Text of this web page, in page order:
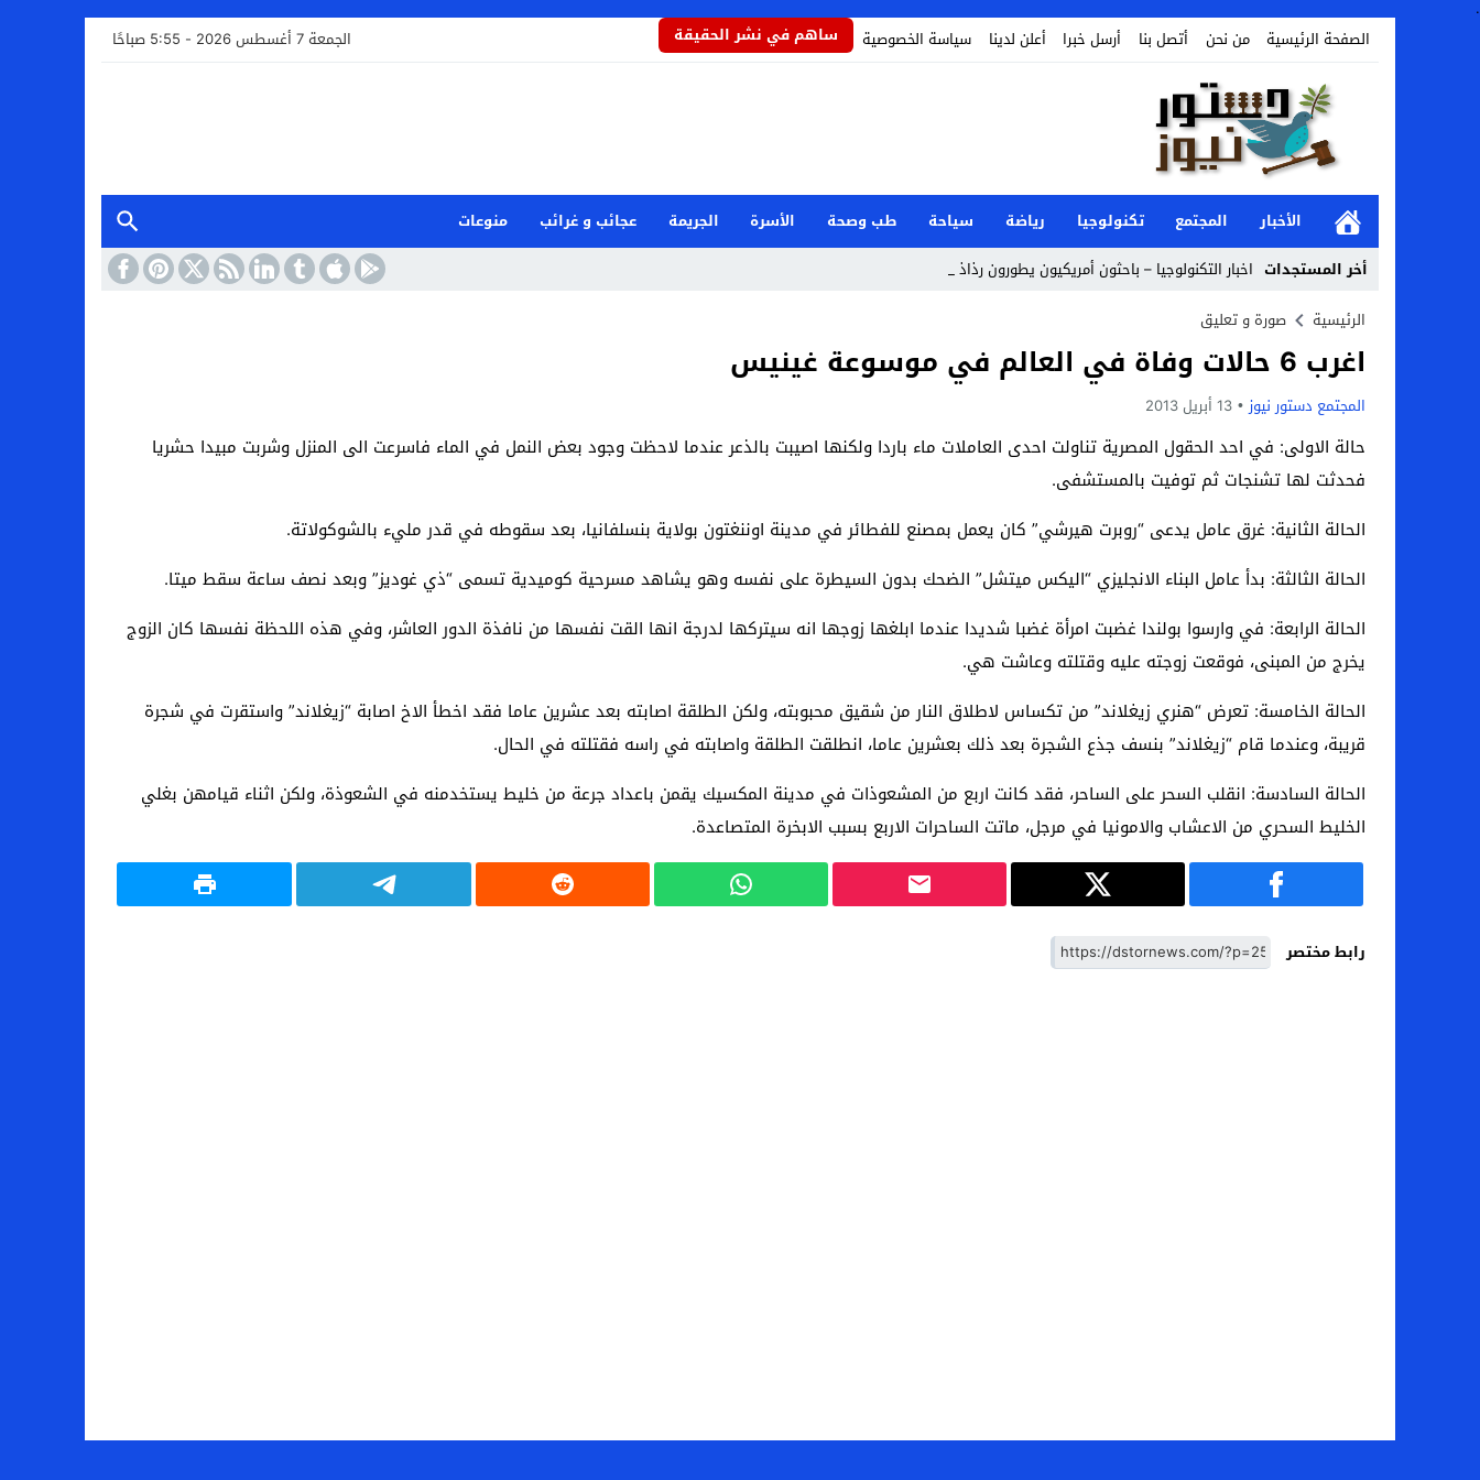
.
الصفحة الرئيسية
من نحن أتصل بنا أرسل خبرا أعلن لدينا سياسة الخصوصية ساهم في نشر الحقيقة الجمعة 7 أغسطس 2026 - 5:55 صباحًا
الأخبار المجتمع تكنولوجيا رياضة سياحة طب وصحة الأسرة الجريمة عجائب و غرائب
منوعات
أخر المستجدات اخبار التكنولوجيا – باحثون أمريكيون يطورون رذاذاً ي _
Stop
Previous
Next
الرئيسية صورة و تعليق
اغرب 6 حالات وفاة في العالم في موسوعة غينيس
المجتمع دستور نيوز 13 أبريل 2013
حالة الاولى: في احد الحقول المصرية تناولت احدى العاملات ماء باردا ولكنها اصيبت بالذعر عندما لاحظت وجود بعض النمل في الماء فاسرعت الى المنزل وشربت مبيدا حشريا
فحدثت لها تشنجات ثم توفيت بالمستشفى.
الحالة الثانية: غرق عامل يدعى “روبرت هيرشي” كان يعمل بمصنع للفطائر في مدينة اوننغتون بولاية بنسلفانيا، بعد سقوطه في قدر مليء بالشوكولاتة.
الحالة الثالثة: بدأ عامل البناء الانجليزي “اليكس ميتشل” الضحك بدون السيطرة على نفسه وهو يشاهد مسرحية كوميدية تسمى “ذي غوديز” وبعد نصف ساعة سقط ميتا.
الحالة الرابعة: في وارسوا بولندا غضبت امرأة غضبا شديدا عندما ابلغها زوجها انه سيتركها لدرجة انها القت نفسها من نافذة الدور العاشر، وفي هذه اللحظة نفسها كان الزوج
يخرج من المبنى، فوقعت زوجته عليه وقتلته وعاشت هي.
الحالة الخامسة: تعرض “هنري زيغلاند” من تكساس لاطلاق النار من شقيق محبوبته، ولكن الطلقة اصابته بعد عشرين عاما فقد اخطأ الاخ اصابة “زيغلاند” واستقرت في شجرة
قريبة، وعندما قام “زيغلاند” بنسف جذع الشجرة بعد ذلك بعشرين عاما، انطلقت الطلقة واصابته في راسه فقتلته في الحال.
الحالة السادسة: انقلب السحر على الساحر، فقد كانت اربع من المشعوذات في مدينة المكسيك يقمن باعداد جرعة من خليط يستخدمنه في الشعوذة، ولكن اثناء قيامهن بغلي
الخليط السحري من الاعشاب والامونيا في مرجل، ماتت الساحرات الاربع بسبب الابخرة المتصاعدة.
رابط مختصر